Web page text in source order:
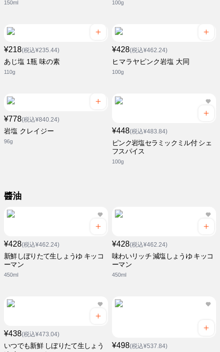
150ml 100g
¥218(税込¥235.44)
あじ塩 1瓶 味の素
110g
¥428(税込¥462.24)
ヒマラヤピンク岩塩 大同
100g
¥778(税込¥840.24)
岩塩 クレイジー
96g
¥448(税込¥483.84)
ピンク岩塩セラミックミル付 シェ
フスパイス
100g
醬油
¥428(税込¥462.24)
新鮮しぼりたて生しょうゆ キッコ
ーマン
450ml
¥428(税込¥462.24)
味わいリッチ 減塩しょうゆ キッコ
ーマン
450ml
¥438(税込¥473.04)
いつでも新鮮 しぼりたて生しょう
¥498(税込¥537.84)